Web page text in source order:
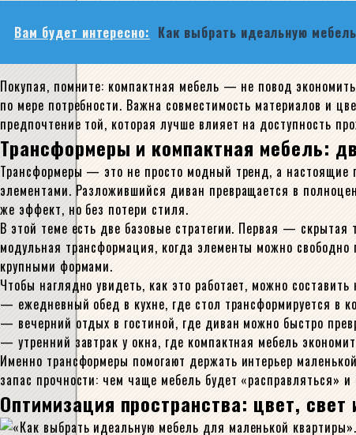
Вам будет интересно: Как выбрать идеальную
Покупая, помните: компактная мебель — не повод
по мере потребности. Важна совместимость материалов и
предпочтение той, которая лучше влияет на доступность
Трансформеры и компактная мебель:
Трансформеры — это не просто модный тренд, а настоящие
элементами. Разложившийся диван превращается в
же эффект, но без потери стиля.
В этой теме есть две базовые стратегии. Первая —
модульная трансформация, когда элементы можно свободно
крупными формами.
Чтобы наглядно увидеть, как это работает, можно
— ежедневный обед в кухне, где стол трансформируется в
— вечерний отдых в гостиной, где диван можно быстро
— утренний завтрак у окна, где компактная мебель
Именно трансформеры помогают держать интерьер
запас прочности: чем чаще мебель будет «расправляться»
Оптимизация пространства: цвет, свет